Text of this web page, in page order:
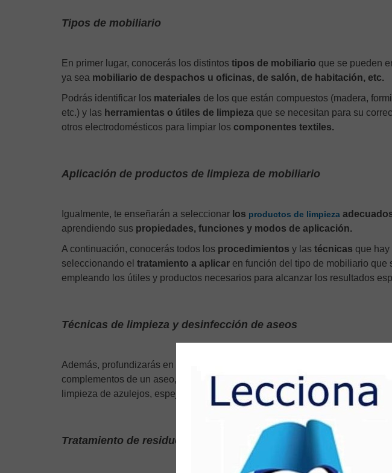
Tipos de mobiliario
En primer lugar, conocerás los distintos tipos de mobiliario que se pueden
ya sea mobiliario de despachos u oficinas, de salón, de habitación, etc.
Podrás identificar los materiales de los que están compuestos (madera,
etc.) y las herramientas o útiles de limpieza que se necesitan para su
otros electrodomésticos para limpiar los componentes textiles.
Aplicación de productos de limpieza de mobiliario
Igualmente, te enseñarán a seleccionar los productos de limpieza
aprendiendo sus propiedades, funciones y modos de aplicación.
A continuación, conocerás todos los procedimientos y las técnicas que
seleccionando el tratamiento a aplicar en función del tipo de mobiliario que
empleando los útiles y productos necesarios para alcanzar los resultados
Técnicas de limpieza y desinfección de aseos
Además, profundizarás en las
complementos de un aseo, las
técnicas de higienización y desinfección
limpieza de azulejos, espejos y otros materiales y los productos específicos
Tratamiento de residuos y Prevención de Riesgos Laborales